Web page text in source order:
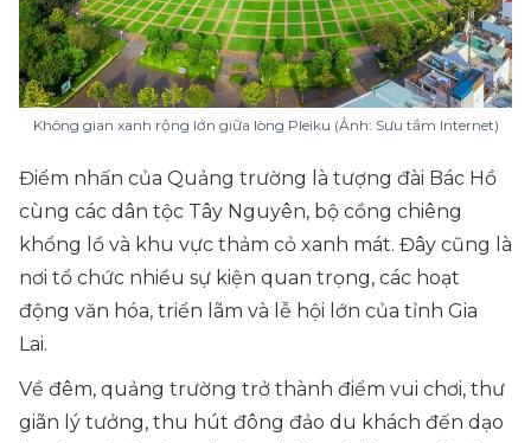
Không gian xanh rộng lớn giữa lòng Pleiku (Ảnh: Sưu tầm Internet)
Điểm nhấn của Quảng trường là tượng đài Bác Hồ
cùng các dân tộc Tây Nguyên, bộ cồng chiêng
khổng lồ và khu vực thảm cỏ xanh mát. Đây cũng là
nơi tổ chức nhiều sự kiện quan trọng, các hoạt
động văn hóa, triển lãm và lễ hội lớn của tỉnh Gia
Lai.
Về đêm, quảng trường trở thành điểm vui chơi, thư
giãn lý tưởng, thu hút đông đảo du khách đến dạo